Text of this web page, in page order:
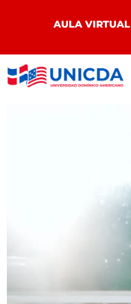
AULA VIRTUAL